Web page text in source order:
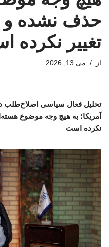
حذف نشده و
تغییر نکرده
از می 13, 2026
تحلیل فعال سیاسی اصلاح‌طلب
آمریکا؛ به هیچ وجه موضوع
نکرده است